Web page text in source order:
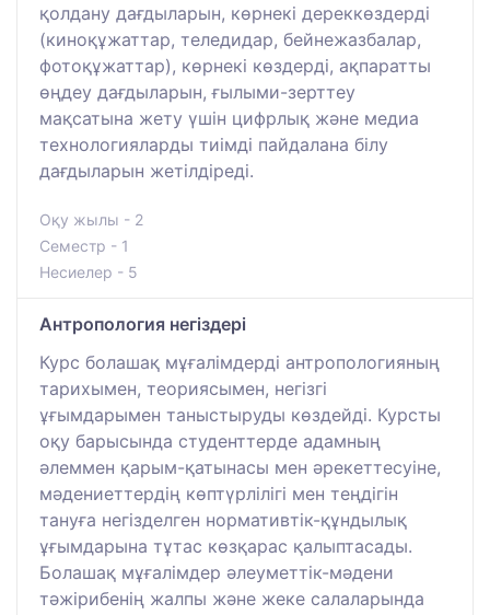
қолдану дағдыларын, көрнекі дереккөздерді
(киноқұжаттар, теледидар, бейнежазбалар,
фотоқұжаттар), көрнекі көздерді, ақпаратты
өңдеу дағдыларын, ғылыми-зерттеу
мақсатына жету үшін цифрлық және медиа
технологияларды тиімді пайдалана білу
дағдыларын жетілдіреді.
Оқу жылы - 2
Семестр - 1
Несиелер - 5
Антропология негіздері
Курс болашақ мұғалімдерді антропологияның
тарихымен, теориясымен, негізгі
ұғымдарымен таныстыруды көздейді. Курсты
оқу барысында студенттерде адамның
әлеммен қарым-қатынасы мен әрекеттесуіне,
мәдениеттердің көптүрлілігі мен теңдігін
тануға негізделген нормативтік-құндылық
ұғымдарына тұтас көзқарас қалыптасады.
Болашақ мұғалімдер әлеуметтік-мәдени
тәжірибенің жалпы және жеке салаларында